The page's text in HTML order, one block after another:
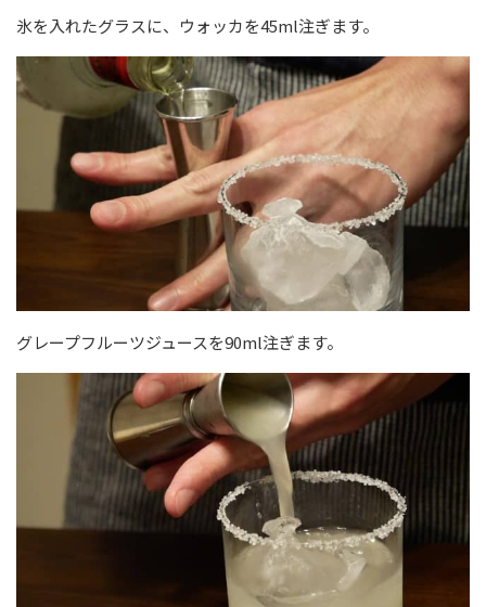
氷を入れたグラスに、ウォッカを45ml注ぎます。
グレープフルーツジュースを90ml注ぎます。